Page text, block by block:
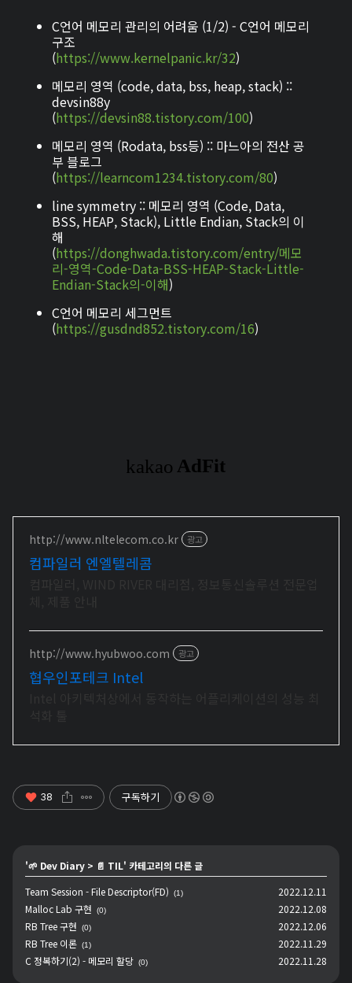
C언어 메모리 관리의 어려움 (1/2) - C언어 메모리
구조
(https://www.kernelpanic.kr/32)
메모리 영역 (code, data, bss, heap, stack) ::
devsin88y
(https://devsin88.tistory.com/100)
메모리 영역 (Rodata, bss등) :: 마느아의 전산 공
부 블로그
(https://learncom1234.tistory.com/80)
line symmetry :: 메모리 영역 (Code, Data,
BSS, HEAP, Stack), Little Endian, Stack의 이
해
(https://donghwada.tistory.com/entry/메모
리-영역-Code-Data-BSS-HEAP-Stack-Little-
Endian-Stack의-이해)
C언어 메모리 세그먼트
(https://gusdnd852.tistory.com/16)
http://www.nltelecom.co.kr 광고
컴파일러 엔엘텔레콤
http://www.hyubwoo.com 광고
협우인포테크 Intel
38 구독하기
'🌱 Dev Diary > 📄 TIL' 카테고리의 다른 글
Team Session - File Descriptor(FD)
(1)
2022.12.11
Malloc Lab 구현
(0)
2022.12.08
RB Tree 구현
(0)
2022.12.06
RB Tree 이론 (1)
2022.11.29
C 정복하기(2) - 메모리 할당 (0) 2022.11.28